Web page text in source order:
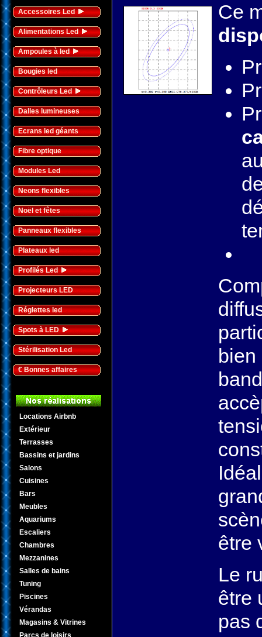
Accessoires Led
Alimentations Led
Ampoules à led
Bougies led
Contrôleurs Led
Dalles lumineuses
Ecrans led géants
Fibre optique
Modules Led
Neons flexibles
Noël et fêtes
Panneaux flexibles
Plateaux led
Profilés Led
Projecteurs LED
Réglettes led
Spots à LED
Stérilisation Led
€ Bonnes affaires
Locations Airbnb
Extérieur
Terrasses
Bassins et jardins
Salons
Cuisines
Bars
Meubles
Aquariums
Escaliers
Chambres
Mezzanines
Salles de bains
Tuning
Piscines
Vérandas
Magasins & Vitrines
Parcs de loisirs
Ce
bien
être
Le
être
pas